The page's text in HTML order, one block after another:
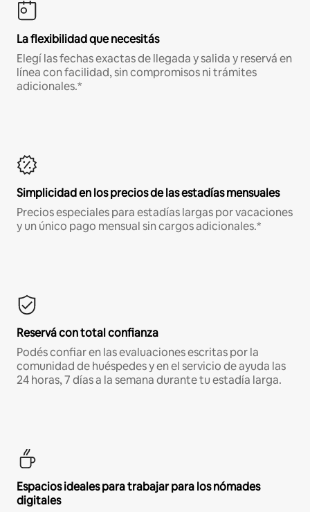
La flexibilidad que necesitás
Elegí las fechas exactas de llegada y salida y reservá en
línea con facilidad, sin compromisos ni trámites
adicionales.*
Simplicidad en los precios de las estadías mensuales
Precios especiales para estadías largas por vacaciones
y un único pago mensual sin cargos adicionales.*
Reservá con total confianza
Podés confiar en las evaluaciones escritas por la
comunidad de huéspedes y en el servicio de ayuda las
24 horas, 7 días a la semana durante tu estadía larga.
Espacios ideales para trabajar para los nómades
digitales